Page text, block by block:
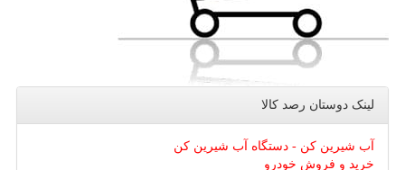
لینک دوستان رصد كالا
آب شیرین کن - دستگاه آب شیرین کن
خرید و فروش خودرو